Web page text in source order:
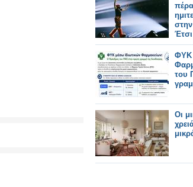
ΦΥΚ
του
Οι